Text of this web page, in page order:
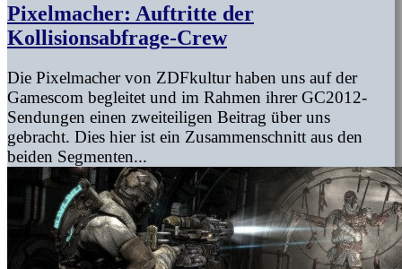
Pixelmacher: Auftritte der
Kollisionsabfrage-Crew
Die Pixelmacher von ZDFkultur haben uns auf der
Gamescom begleitet und im Rahmen ihrer GC2012-
Sendungen einen zweiteiligen Beitrag über uns
gebracht. Dies hier ist ein Zusammenschnitt aus den
beiden Segmenten...